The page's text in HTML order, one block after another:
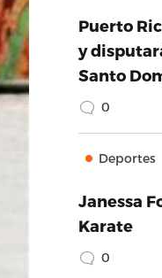
Puerto
y
Santo
0
Deportes
Janessa
Karate
0